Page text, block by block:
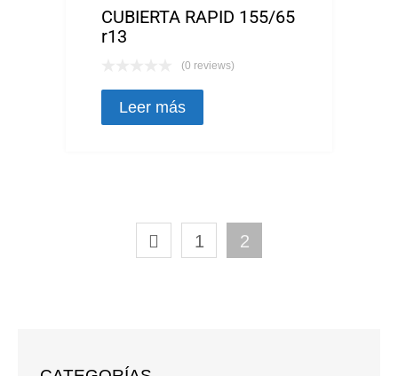
CUBIERTA RAPID 155/65
r13
(0 reviews)
Leer más
1 2